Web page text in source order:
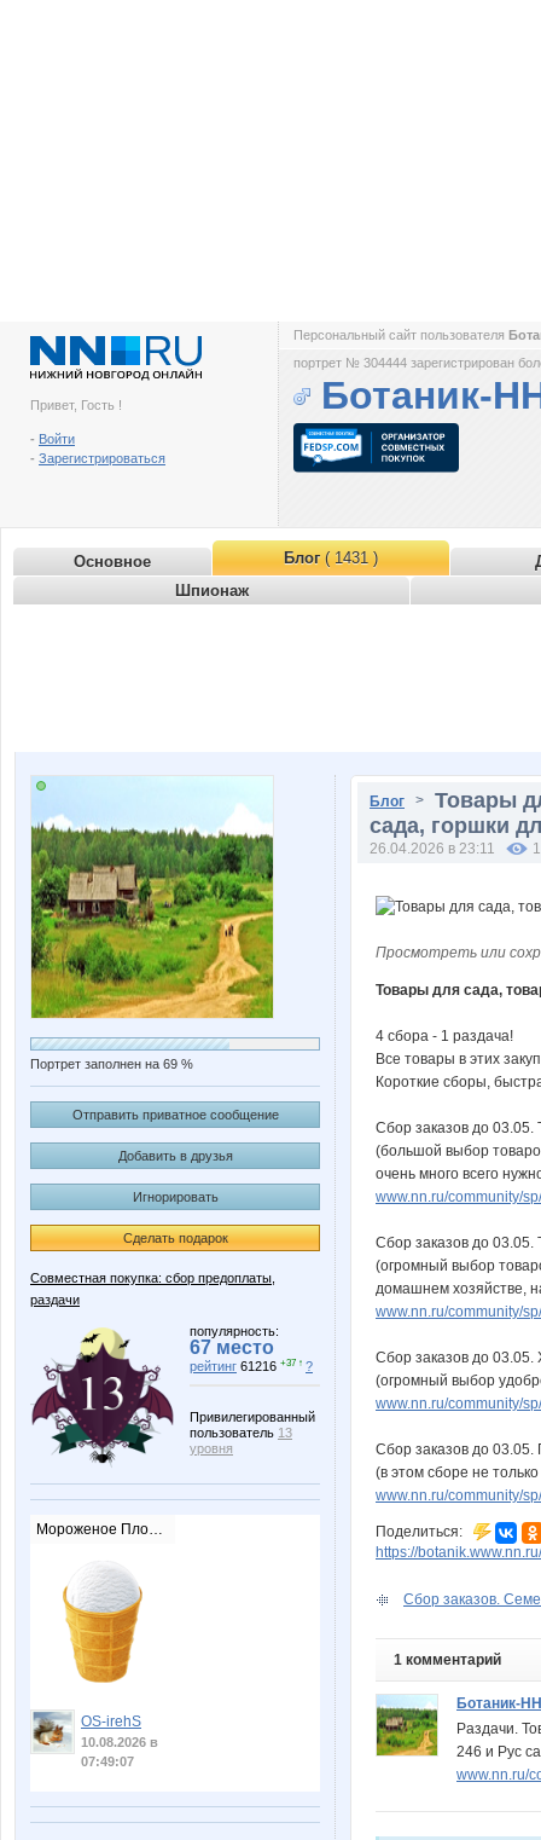
Привет, Гость !
- Войти
- Зарегистрироваться
Персональный сайт пользователя
портрет № 304444 зарегистрирован
Ботаник-
Основное Блог( 1431 )
Шпионаж
Портрет заполнен на 69 %
Отправить приватное сообщение
Добавить в друзья
Игнорировать
Сделать подарок
Совместная покупка: сбор предоплаты,
раздачи
популярность:
67 место
рейтинг 61216 +37 ↑ ?
Привилегированный
пользователь 13
уровня
Мороженое Пломбир
OS-irehS
10.08.2026 в
07:49:07
Блог > Товары
сада, горшки
26.04.2026 в 23:11
Просмотреть или
Товары для сада,
4 сбора - 1 раздача!
Все товары в этих
Короткие сборы,
Сбор заказов до 03.05.
(большой выбор
очень много всего
www.nn.ru/community/
Сбор заказов до
(огромный выбор
домашнем хозяйстве,
www.nn.ru/community/
Сбор заказов до
(огромный выбор
www.nn.ru/community/
Сбор заказов до 03.05.
(в этом сборе не
www.nn.ru/community/
Поделиться:
https://
Сбор заказов.
1 комментарий
Ботаник-НН
Раздачи.
246 и Рус
www.nn.ru/